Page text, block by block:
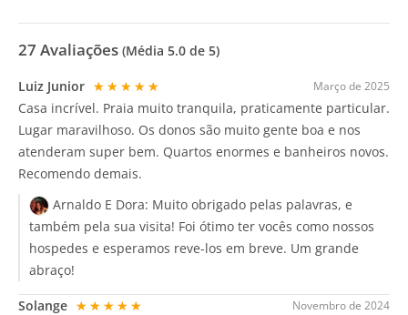
27 Avaliações (Média 5.0 de 5)
Março de 2025
Luiz Junior ★★★★★
Casa incrível. Praia muito tranquila, praticamente particular.
Lugar maravilhoso. Os donos são muito gente boa e nos
atenderam super bem. Quartos enormes e banheiros novos.
Recomendo demais.
Arnaldo E Dora: Muito obrigado pelas palavras, e
também pela sua visita! Foi ótimo ter vocês como nossos
hospedes e esperamos reve-los em breve. Um grande
abraço!
Novembro de 2024
Solange ★★★★★